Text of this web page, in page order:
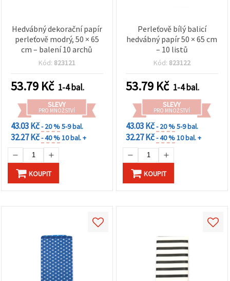
Hedvábný dekorační papír
perleťově modrý, 50 × 65
cm – balení 10 archů
Kód: 823121
53.79 Kč 1-4 bal.
SLEVY
PRO MNOŽSTVÍ
43.03 Kč- 20 %5-9 bal.
32.27 Kč- 40 %10 bal. +
KOUPIT
Perleťově bílý balicí
hedvábný papír 50 × 65 cm
– 10 listů
Kód: 823122
53.79 Kč 1-4 bal.
SLEVY
PRO MNOŽSTVÍ
43.03 Kč- 20 %5-9 bal.
32.27 Kč- 40 %10 bal. +
KOUPIT